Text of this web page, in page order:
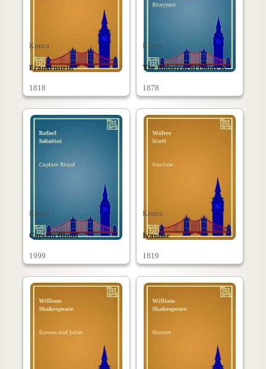
Книга
Frankenstein
1818
Книга
The Rubaiyat of Omar K...
1878
Книга
Captain Blood
1999
Книга
Ivanhoe
1819